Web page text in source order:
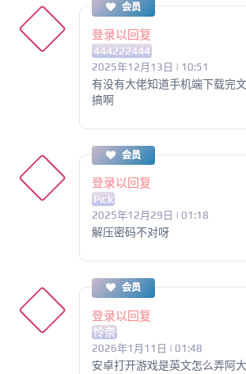
会员
登录以回复
444222444
2025年12月13日 | 10:51
有没有大佬知道手机端下载完
搞啊
会员
登录以回复
Pick
2025年12月29日 | 01:18
解压密码不对呀
会员
登录以回复
怜奈
2026年1月11日 | 01:48
安卓打开游戏是英文怎么弄阿